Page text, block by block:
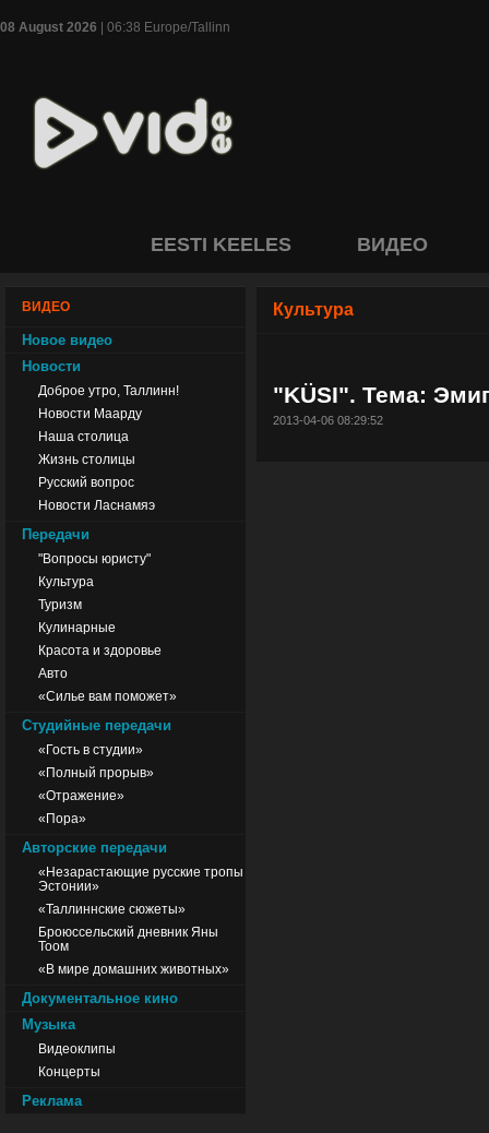
08 August 2026 | 06:38 Europe/Tallinn
EESTI KEELES ВИДЕО
ВИДЕО
Новое видео
Новости
Доброе утро, Таллинн!
Новости Маарду
Наша столица
Жизнь столицы
Русский вопрос
Новости Ласнамяэ
Передачи
"Вопросы юристу"
Культура
Туризм
Кулинарные
Красота и здоровье
Авто
«Силье вам поможет»
Студийные передачи
«Гость в студии»
«Полный прорыв»
«Отражение»
«Пора»
Авторские передачи
«Незарастающие русские тропы
Эстонии»
«Таллиннские сюжеты»
Броюссельский дневник Яны
Тоом
«В мире домашних животных»
Документальное кино
Музыка
Видеоклипы
Концерты
Реклама
Культура
"KÜSI". Тема:
2013-04-06 08:29:52